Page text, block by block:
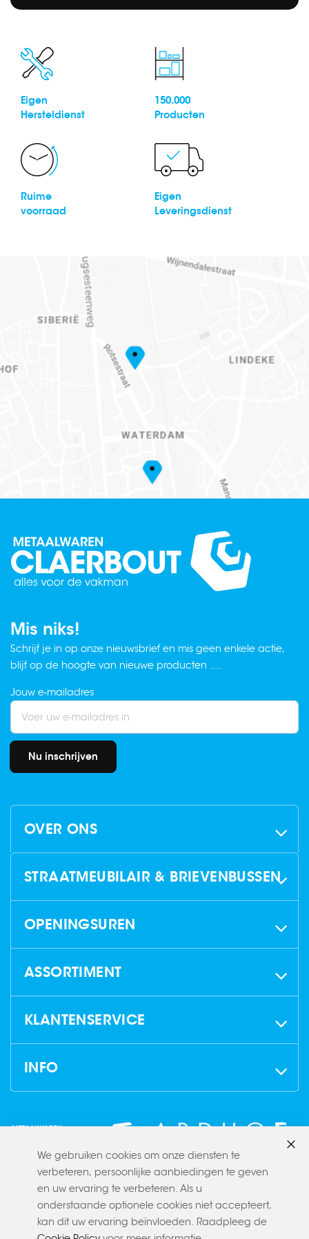
Eigen
Hersteldienst
150.000
Producten
Ruime
voorraad
Eigen
Leveringsdienst
Mis niks!
Schrijf je in op onze nieuwsbrief en mis geen enkele actie,
blijf op de hoogte van nieuwe producten ….
Jouw e-mailadres
Nu inschrijven
OVER ONS
STRAATMEUBILAIR & BRIEVENBUSSEN
OPENINGSUREN
ASSORTIMENT
KLANTENSERVICE
INFO
We gebruiken cookies om onze diensten te
verbeteren, persoonlijke aanbiedingen te geven
en uw ervaring te verbeteren. Als u
onderstaande optionele cookies niet accepteert,
kan dit uw ervaring beïnvloeden. Raadpleeg de